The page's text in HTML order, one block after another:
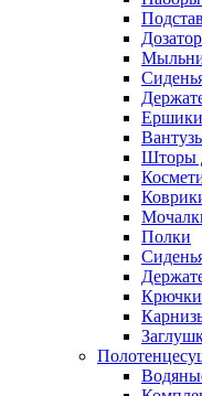
Ершики
Шторы
Полки
Крючки